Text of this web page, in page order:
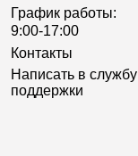
График работы:
9:00-17:00
Контакты
Написать в службу
поддержки